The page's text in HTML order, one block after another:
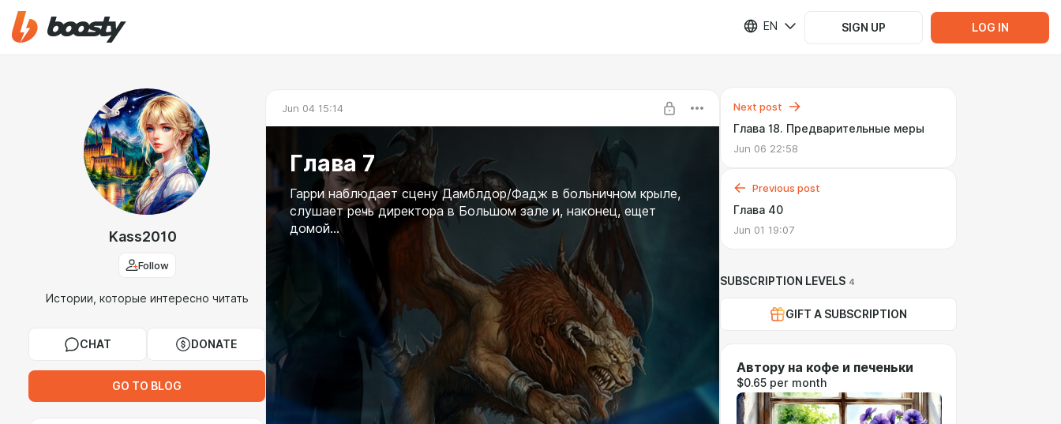
EN SIGN UP LOG IN
Kass2010
Follow
Истории, которые интересно читать
CHAT DONATE
GO TO BLOG
Jun 04 15:14
Глава 7
Гарри наблюдает сцену Дамблдор/Фадж в больничном крыле,
слушает речь директора в Большом зале и, наконец, ещет
домой...
Next post
Глава 18. Предварительные меры
Jun 06 22:58
Previous post
Глава 40
Jun 01 19:07
SUBSCRIPTION LEVELS 4
GIFT A SUBSCRIPTION
Автору на кофе и печеньки
$0.65 per month